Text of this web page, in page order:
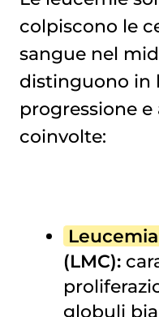
colpiscono le
sangue nel
distinguono in
progressione
coinvolte:
(LMC):
globuli